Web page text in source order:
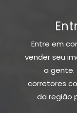
Entre em
vender seu
a gente.
corretores
da região